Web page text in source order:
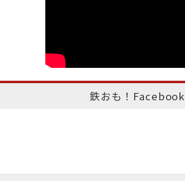
鉄おも！Facebook